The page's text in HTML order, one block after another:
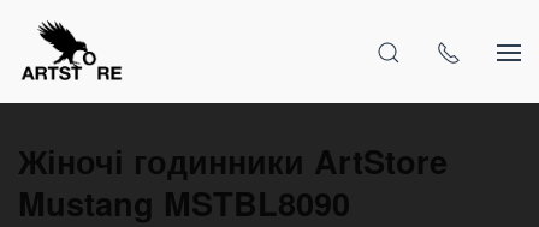
Жіночі годинники ArtStore
Mustang MSTBL8090